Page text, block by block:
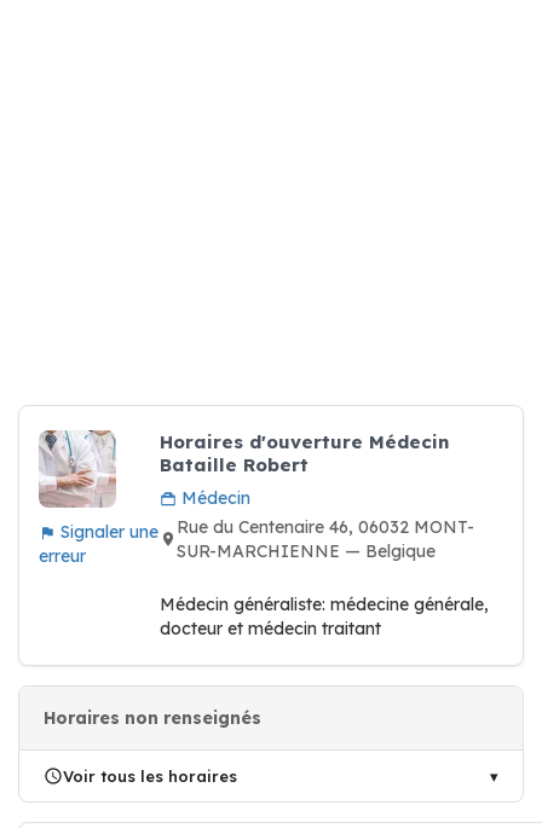
Signaler une
erreur
Horaires d'ouverture Médecin
Bataille Robert
Médecin
Rue du Centenaire 46, 06032 MONT-
SUR-MARCHIENNE — Belgique
Médecin généraliste: médecine générale,
docteur et médecin traitant
Horaires non renseignés
Voir tous les horaires